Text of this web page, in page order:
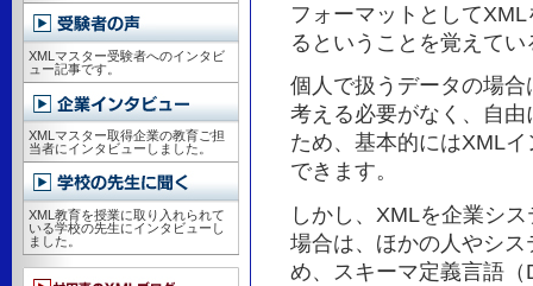
フォーマットとして
るということを覚えて
個人で扱うデータの場
考える必要がなく、自
ため、基本的にはXML
できます。
しかし、XMLを企業シ
場合は、ほかの人やシ
め、スキーマ定義言語
XMLマスター受験者へのインタビ
ュー記事です。
XMLマスター取得企業の教育ご担
当者にインタビューしました。
XML教育を授業に取り入れられて
いる学校の先生にインタビューし
ました。